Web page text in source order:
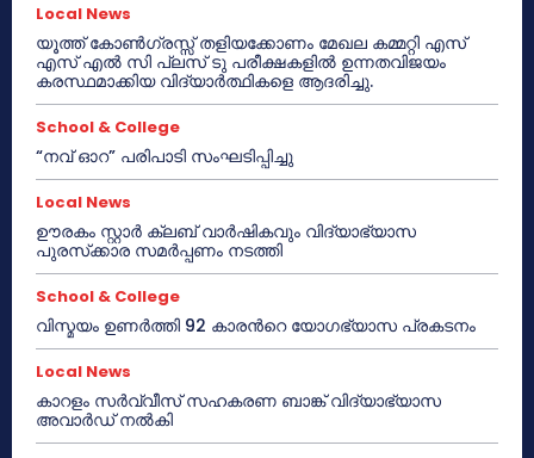
Local News
യൂത്ത് കോൺഗ്രസ്സ് തളിയക്കോണം മേഖല കമ്മറ്റി എസ്
എസ് എൽ സി പ്ലസ് ടു പരീക്ഷകളിൽ ഉന്നതവിജയം
കരസ്ഥമാക്കിയ വിദ്യാർത്ഥികളെ ആദരിച്ചു.
School & College
“നവ് ഓറ” പരിപാടി സംഘടിപ്പിച്ചു
Local News
ഊരകം സ്റ്റാർ ക്ലബ് വാർഷികവും വിദ്യാഭ്യാസ
പുരസ്‌ക്കാര സമർപ്പണം നടത്തി
School & College
വിസ്മയം ഉണർത്തി 92 കാരൻറെ യോഗഭ്യാസ പ്രകടനം
Local News
കാറളം സർവ്വീസ് സഹകരണ ബാങ്ക് വിദ്യാഭ്യാസ
അവാർഡ് നൽകി